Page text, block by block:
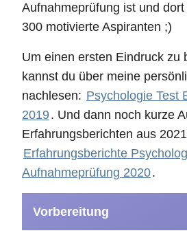
Aufnahmeprüfung ist und
300 motivierte Aspiranten ;)
Um einen ersten Eindruck zu
kannst du über meine
nachlesen: Psychologie Test
2019. Und dann noch kurze
Erfahrungsberichten aus
Erfahrungsberichte
Aufnahmeprüfung 2020.
Vorbereitung